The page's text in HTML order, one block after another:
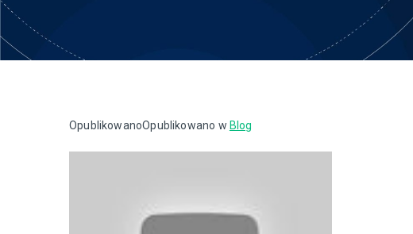
OpublikowanoOpublikowano w Blog